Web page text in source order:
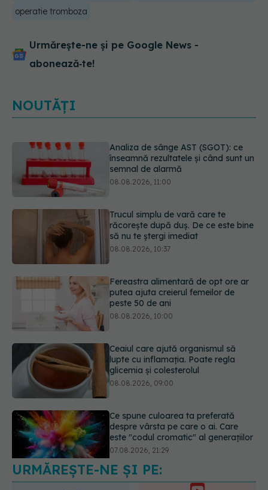
operatie tromboza
Urmărește-ne și pe Google News -
abonează‑te!
NOUTĂȚI
Trucul simplu de vară care te
răcorește după duș. De ce este bine
să nu te ștergi imediat
08.08.2026, 10:37
Fereastra alimentară de opt ore ar
putea ajuta creierul femeilor de
peste 50 de ani
08.08.2026, 10:00
Ceaiul care ajută organismul să
lupte cu inflamația. Poate regla
glicemia și colesterolul
08.08.2026, 09:00
Ce spune culoarea ta preferată
despre vârsta pe care o ai. Care
este "codul cromatic" al generațiilor
07.08.2026, 21:29
Analiza de sânge AST (SGOT): ce
înseamnă rezultatele și când sunt un
semnal de alarmă
08.08.2026, 11:00
URMĂREȘTE-NE ȘI PE:
URMĂRITORI 6560